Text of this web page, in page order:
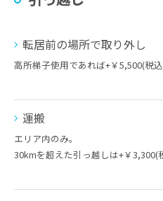
転居前の場所で取り外し
高所梯子使用であれば+￥5,500(税込
運搬
エリア内のみ。
30kmを超えた引っ越しは+￥3,300(